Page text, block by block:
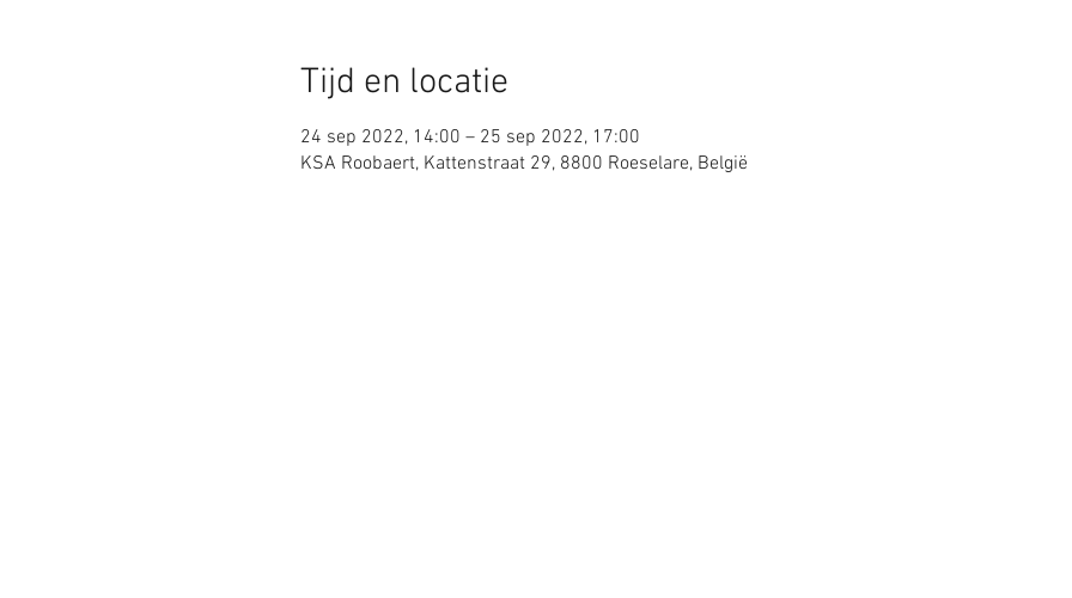
Tijd en locatie
24 sep 2022, 14:00 – 25 sep 2022, 17:00
KSA Roobaert, Kattenstraat 29, 8800 Roeselare, België